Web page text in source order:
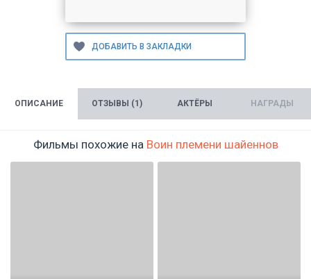
ОПИСАНИЕ ОТЗЫВЫ (1) АКТЁРЫ НАГРАДЫ
Фильмы похожие на Воин племени шайеннов